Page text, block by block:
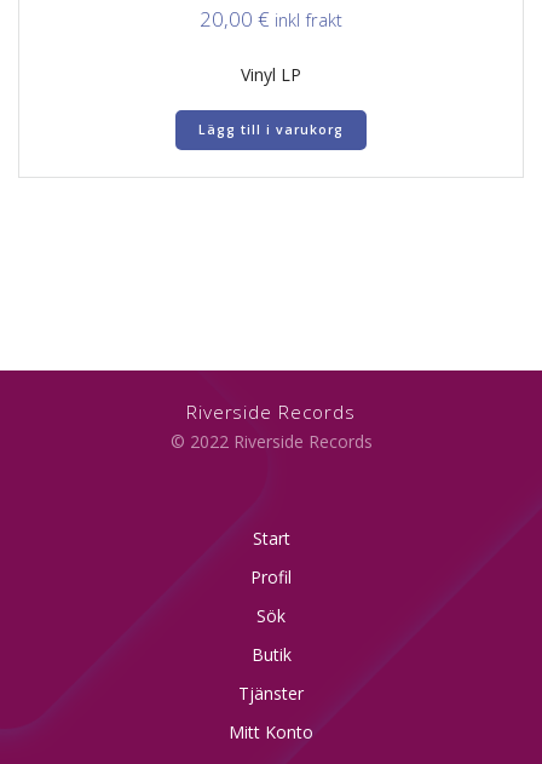
20,00 € inkl frakt
Vinyl LP
Lägg till i varukorg
Riverside Records
© 2022 Riverside Records
Start
Profil
Sök
Butik
Tjänster
Mitt Konto